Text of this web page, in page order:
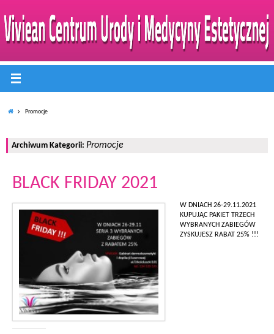
Promocje
Archiwum Kategorii: Promocje
BLACK FRIDAY 2021
W DNIACH 26-29.11.2021
KUPUJĄC PAKIET TRZECH
WYBRANYCH ZABIEGÓW
ZYSKUJESZ RABAT 25% !!!